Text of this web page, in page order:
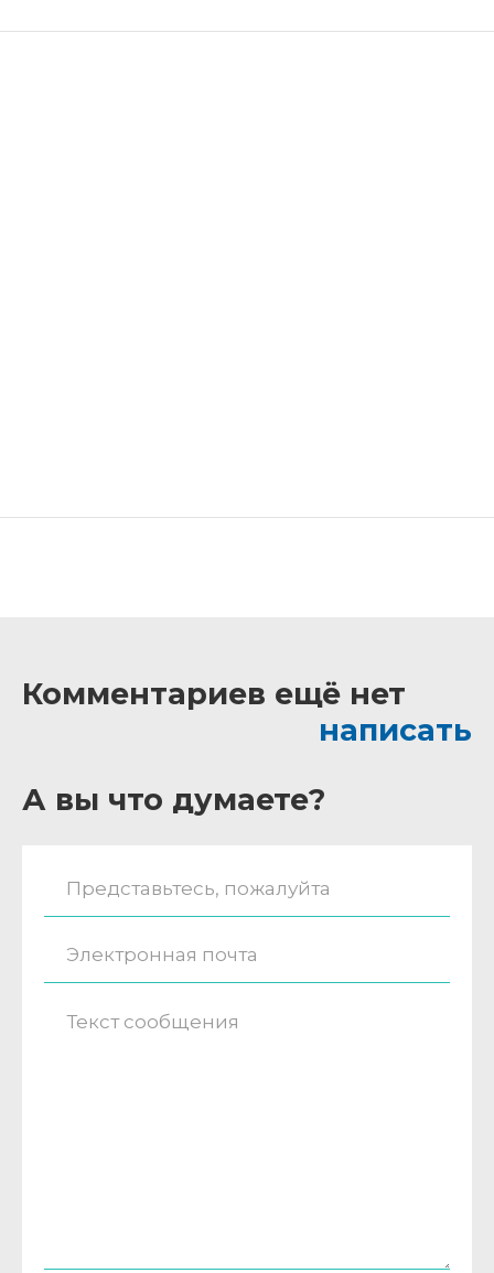
Комментариев ещё нет
написать
А вы что думаете?